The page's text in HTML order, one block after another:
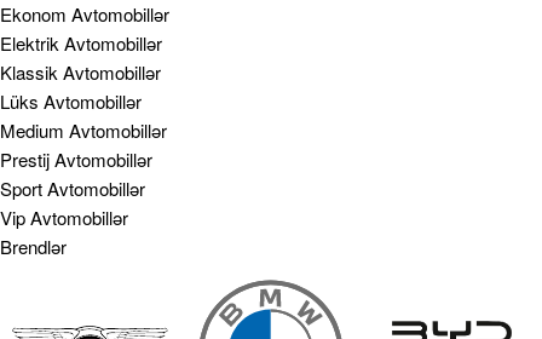
Ekonom Avtomobillər
Elektrik Avtomobillər
Klassik Avtomobillər
Lüks Avtomobillər
Medium Avtomobillər
Prestij Avtomobillər
Sport Avtomobillər
Vip Avtomobillər
Brendlər